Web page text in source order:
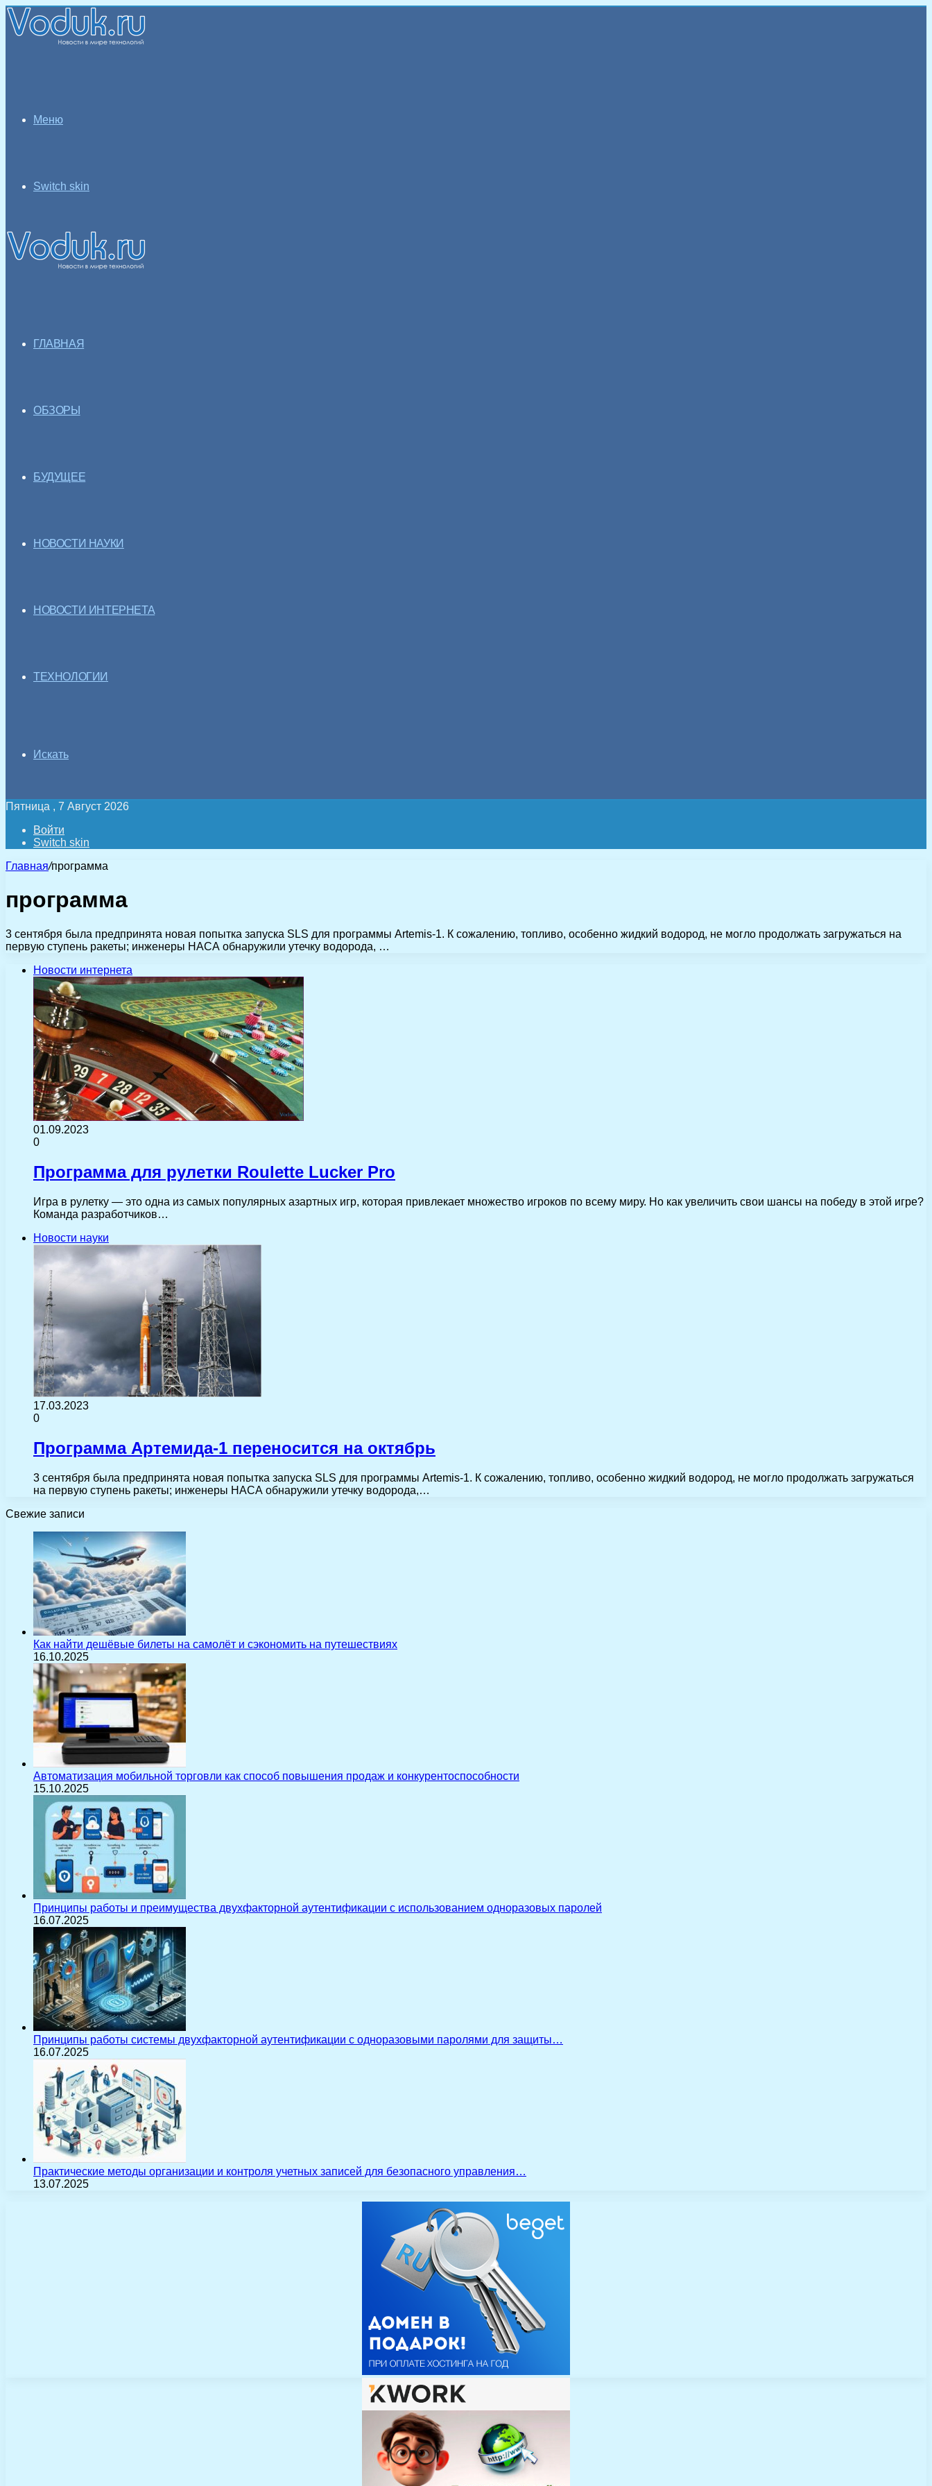
Меню
Switch skin
ГЛАВНАЯ
ОБЗОРЫ
БУДУЩЕЕ
НОВОСТИ НАУКИ
НОВОСТИ ИНТЕРНЕТА
ТЕХНОЛОГИИ
Искать
Пятница , 7 Август 2026
Войти
Switch skin
Главная/программа
программа
3 сентября была предпринята новая попытка запуска SLS для программы Artemis-1. К сожалению, топливо, особенно жидкий водород, не могло продолжать загружаться на
первую ступень ракеты; инженеры НАСА обнаружили утечку водорода, …
Новости интернета
01.09.2023
0
Программа для рулетки Roulette Lucker Pro
Игра в рулетку — это одна из самых популярных азартных игр, которая привлекает множество игроков по всему миру. Но как увеличить свои шансы на победу в этой игре?
Команда разработчиков…
Новости науки
17.03.2023
0
Программа Артемида-1 переносится на октябрь
3 сентября была предпринята новая попытка запуска SLS для программы Artemis-1. К сожалению, топливо, особенно жидкий водород, не могло продолжать загружаться
на первую ступень ракеты; инженеры НАСА обнаружили утечку водорода,…
Свежие записи
Как найти дешёвые билеты на самолёт и сэкономить на путешествиях
16.10.2025
Автоматизация мобильной торговли как способ повышения продаж и конкурентоспособности
15.10.2025
Принципы работы и преимущества двухфакторной аутентификации с использованием одноразовых паролей
16.07.2025
Принципы работы системы двухфакторной аутентификации с одноразовыми паролями для защиты…
16.07.2025
Практические методы организации и контроля учетных записей для безопасного управления…
13.07.2025